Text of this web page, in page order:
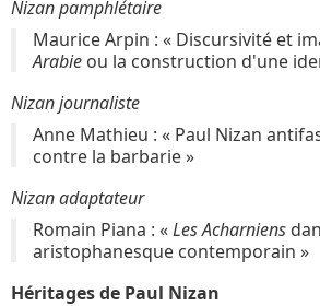
Nizan pamphlétaire
Maurice Arpin : « Discursivité et
Arabie ou la construction d'une
Nizan journaliste
Anne Mathieu : « Paul Nizan
contre la barbarie »
Nizan adaptateur
Romain Piana : «Les Acharniens
aristophanesque contemporain »
Héritages de Paul Nizan